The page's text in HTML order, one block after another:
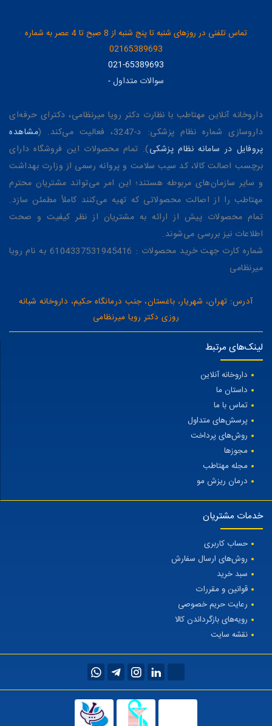
تماس تلفنی در روزهای شنبه تا پنج شنبه از 8 صبح تا 4 عصر به شماره
02165389693
021-65389693
سوالات متداول-
داروخانه آنلاین مهتاطب با نظارت دکتر رویا میرنظامی، دکترای حرفه‌ای
داروسازی شماره نظام پزشکی: د-3247، فعالیت می‌کند. (
مشاهده
پروفایل در سامانه نظام پزشکی). تمام محصولات این فروشگاه دارای
برچسب اصالت کالا، کد سیب سلامت و پروانه رسمی از وزارت بهداشت
و سایر سازمان‌های مربوطه هستند؛ این امر می‌تواند مشتریان محترم
مهتاطب را از اصالت محصولاتی که تهیه می‌کنند کاملاً مطمئن سازد.
تمام محصولات پیش از ارائه به مشتریان از نظر کیفیت و صحت
اطلاعات نیز بررسی می‌شوند.
شماره کارت جهت خرید محصولات : 6104337531945416 به نام رویا
میرنظامی
آدرس: تهران، شهریار، باغستان، جنب درمانگاه حکیم، داروخانه شبانه
روزی دکتر رویا میرنظامی
لینک‌های مرتبط
داروخانه آنلاین
داستان ما
تماس با ما
پرسش‌های متداول
روش‌های پرداخت
مجوزها
مجله مهتاطب
درمان ریزش مو
خدمات مشتریان
حساب کاربری
روش‌های ارسال سفارش
سبد خرید
قوانین و مقررات
رعایت حریم خصوصی
رویه‌های بازگرداندن کالا
نقشه سایت